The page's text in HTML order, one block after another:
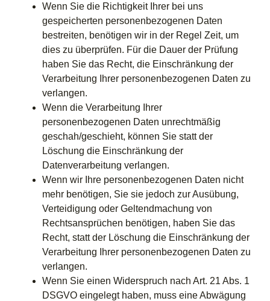
Wenn Sie die Richtigkeit Ihrer bei uns
gespeicherten personenbezogenen Daten
bestreiten, benötigen wir in der Regel Zeit, um
dies zu überprüfen. Für die Dauer der Prüfung
haben Sie das Recht, die Einschränkung der
Verarbeitung Ihrer personenbezogenen Daten zu
verlangen.
Wenn die Verarbeitung Ihrer
personenbezogenen Daten unrechtmäßig
geschah/geschieht, können Sie statt der
Löschung die Einschränkung der
Datenverarbeitung verlangen.
Wenn wir Ihre personenbezogenen Daten nicht
mehr benötigen, Sie sie jedoch zur Ausübung,
Verteidigung oder Geltendmachung von
Rechtsansprüchen benötigen, haben Sie das
Recht, statt der Löschung die Einschränkung der
Verarbeitung Ihrer personenbezogenen Daten zu
verlangen.
Wenn Sie einen Widerspruch nach Art. 21 Abs. 1
DSGVO eingelegt haben, muss eine Abwägung